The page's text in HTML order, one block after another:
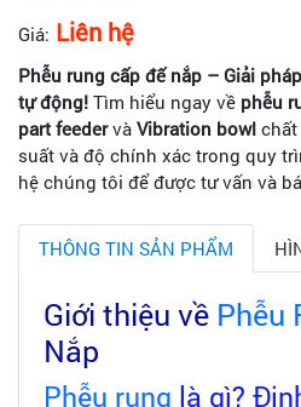
Giá: Liên hệ
Phễu rung cấp đế nắp – Giải
tự động! Tìm hiểu ngay về phễu
part feedervà Vibration bowl
suất và độ chính xác trong quy
hệ chúng tôi để được tư vấn và
THÔNG TIN SẢN PHẨM
Giới thiệu về Phễu
Nắp
Phễu rung là gì?